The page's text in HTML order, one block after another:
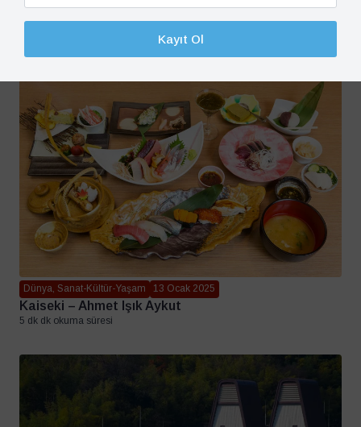
Dünya, Sanat-Kültür-Yaşam 13 Ocak 2025
Kaiseki – Ahmet Işık Aykut
5 dk dk okuma süresi
Kayıt Ol